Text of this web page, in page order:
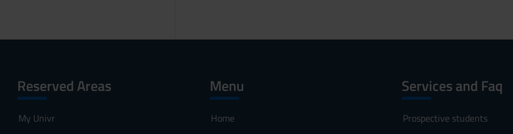
Reserved Areas
My Univr
Menu
Home
Services and Faq
Prospective students